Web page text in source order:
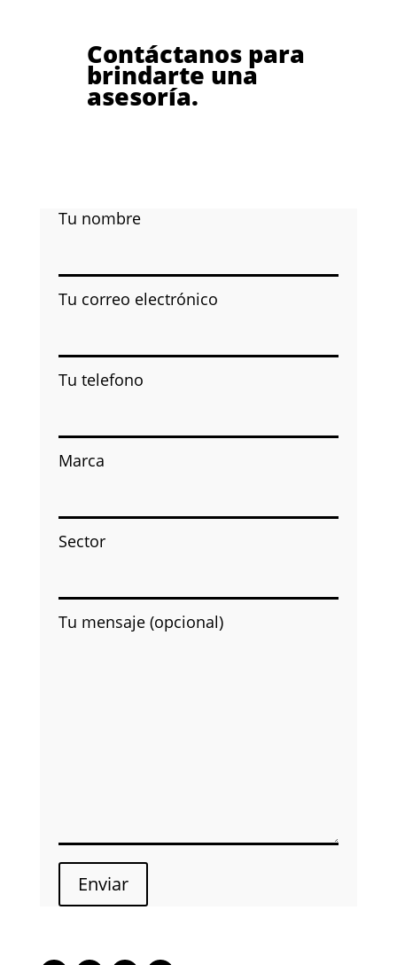
Contáctanos para
brindarte una
asesoría.
Tu nombre
Tu correo electrónico
Tu telefono
Marca
Sector
Tu mensaje (opcional)
Enviar